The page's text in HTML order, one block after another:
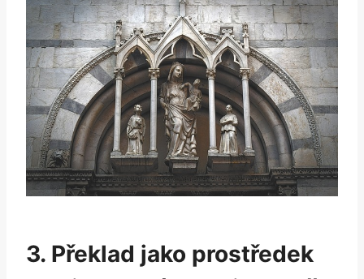
3. Překlad jako prostředek